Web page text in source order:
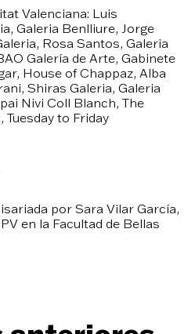
Valenciana: Luis
Galeria Benlliure, Jorge
Rosa Santos, Galeria
Galería de Arte, Gabinete
House of Chappaz, Alba
Shiras Galeria, Galeria
Nivi Coll Blanch, The
Tuesday to Friday
por Sara Vilar García,
en la Facultad de Bellas